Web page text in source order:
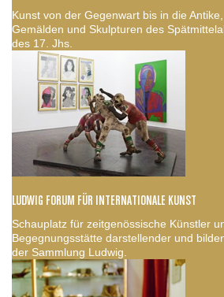
Kunst von der Gegenwart bis in die
Gemälden und Skulpturen des
des 17. Jhs.
LUDWIG FORUM FÜR INTERNATIONALE KUNST
Schauplatz für zeitgenössische Künstler
Begegnungsstätte darstellender und
der Sammlung Ludwig.